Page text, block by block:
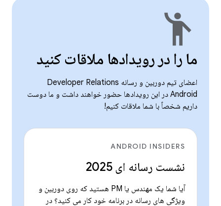
emoji_people
ما را در رویدادها ملاقات کنید
اعضای تیم دوربین و رسانه Developer Relations
Android در این رویدادها حضور خواهند داشت و ما دوست
داریم شخصاً با شما ملاقات کنیم!
ANDROID INSIDERS
نشست رسانه ای 2025
آیا شما یک مهندس یا PM هستید که روی دوربین و
ویژگی های رسانه در برنامه خود کار می کنید؟ در